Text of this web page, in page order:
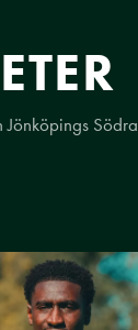
Jönköpings Södra